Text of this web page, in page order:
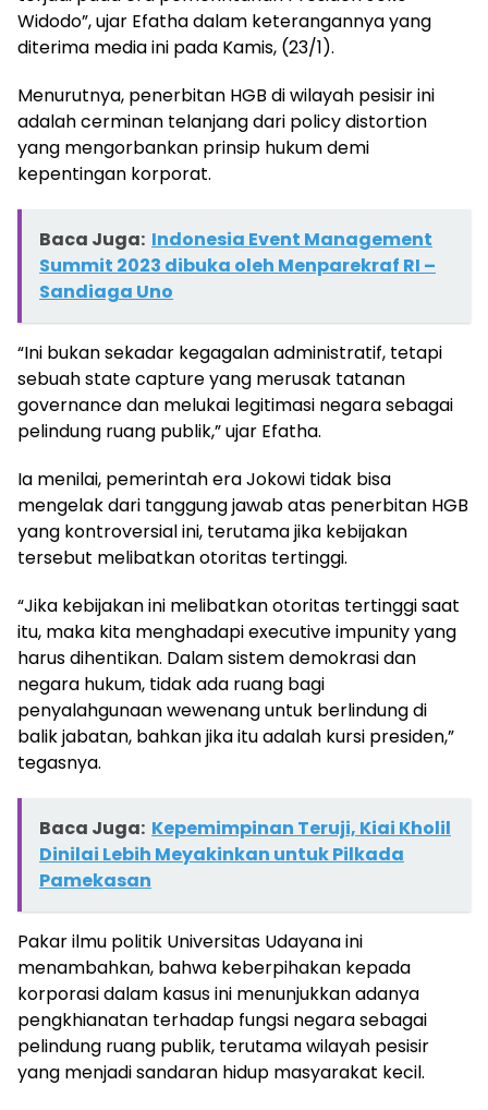
Widodo”, ujar Efatha dalam keterangannya yang
diterima media ini pada Kamis, (23/1).
Menurutnya, penerbitan HGB di wilayah pesisir ini
adalah cerminan telanjang dari policy distortion
yang mengorbankan prinsip hukum demi
kepentingan korporat.
Baca Juga: Indonesia Event Management
Summit 2023 dibuka oleh Menparekraf RI –
Sandiaga Uno
“Ini bukan sekadar kegagalan administratif, tetapi
sebuah state capture yang merusak tatanan
governance dan melukai legitimasi negara sebagai
pelindung ruang publik,” ujar Efatha.
Ia menilai, pemerintah era Jokowi tidak bisa
mengelak dari tanggung jawab atas penerbitan HGB
yang kontroversial ini, terutama jika kebijakan
tersebut melibatkan otoritas tertinggi.
“Jika kebijakan ini melibatkan otoritas tertinggi saat
itu, maka kita menghadapi executive impunity yang
harus dihentikan. Dalam sistem demokrasi dan
negara hukum, tidak ada ruang bagi
penyalahgunaan wewenang untuk berlindung di
balik jabatan, bahkan jika itu adalah kursi presiden,”
tegasnya.
Baca Juga: Kepemimpinan Teruji, Kiai Kholil
Dinilai Lebih Meyakinkan untuk Pilkada
Pamekasan
Pakar ilmu politik Universitas Udayana ini
menambahkan, bahwa keberpihakan kepada
korporasi dalam kasus ini menunjukkan adanya
pengkhianatan terhadap fungsi negara sebagai
pelindung ruang publik, terutama wilayah pesisir
yang menjadi sandaran hidup masyarakat kecil.